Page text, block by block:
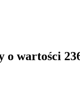
o wartości